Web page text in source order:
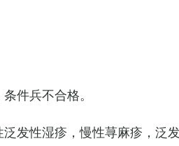
件兵不合格。
发性湿疹，慢性荨麻疹，泛